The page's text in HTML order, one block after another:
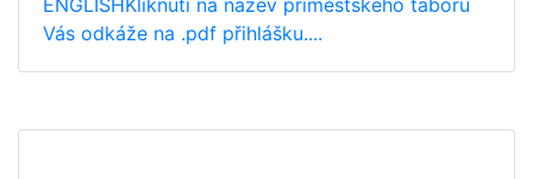
Vás odkáže na .pdf přihlášku....